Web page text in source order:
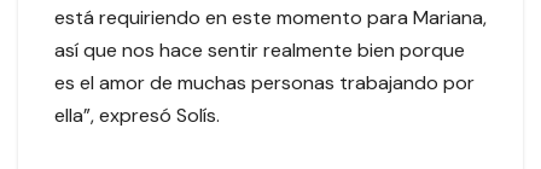
está requiriendo en este momento para Mariana,
así que nos hace sentir realmente bien porque
es el amor de muchas personas trabajando por
ella”, expresó Solís.